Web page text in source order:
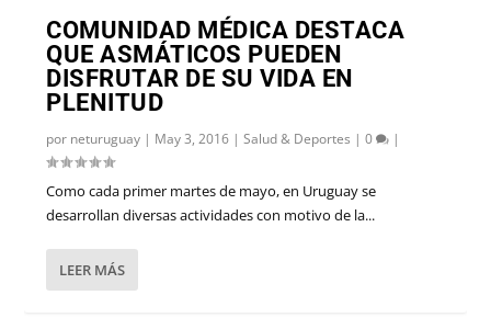
COMUNIDAD MÉDICA DESTACA
QUE ASMÁTICOS PUEDEN
DISFRUTAR DE SU VIDA EN
PLENITUD
por neturuguay | May 3, 2016 |Salud & Deportes |0 |
Como cada primer martes de mayo, en Uruguay se
desarrollan diversas actividades con motivo de la...
LEER MÁS